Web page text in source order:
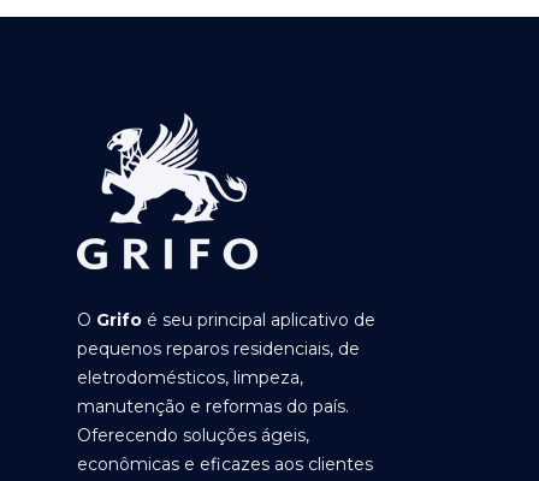
O Grifo é seu principal aplicativo de
pequenos reparos residenciais, de
eletrodomésticos, limpeza,
manutenção e reformas do país.
Oferecendo soluções ágeis,
econômicas e eficazes aos clientes